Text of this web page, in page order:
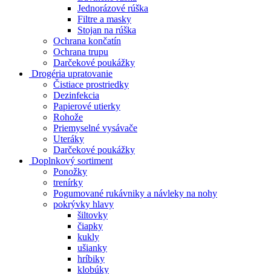
Jednorázové rúška
Filtre a masky
Stojan na rúška
Ochrana končatín
Ochrana trupu
Darčekové poukážky
Drogéria upratovanie
Čistiace prostriedky
Dezinfekcia
Papierové utierky
Rohože
Priemyselné vysávače
Uteráky
Darčekové poukážky
Doplnkový sortiment
Ponožky
trenírky
Pogumované rukávniky a návleky na nohy
pokrývky hlavy
šiltovky
čiapky
kukly
ušianky
hríbiky
klobúky